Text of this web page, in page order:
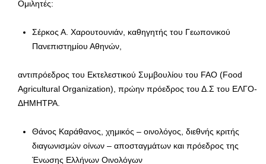
Ομιλητές:
Σέρκος Α. Χαρουτουνιάν, καθηγητής του Γεωπονικού
Πανεπιστημίου Αθηνών,
αντιπρόεδρος του Εκτελεστικού Συμβουλίου του FAO (Food
Agricultural Organization), πρώην πρόεδρος του Δ.Σ του ΕΛΓΟ-
ΔΗΜΗΤΡΑ.
Θάνος Καράθανος, χημικός – οινολόγος, διεθνής κριτής
διαγωνισμών οίνων – αποσταγμάτων και πρόεδρος της
Ένωσης Ελλήνων Οινολόγων